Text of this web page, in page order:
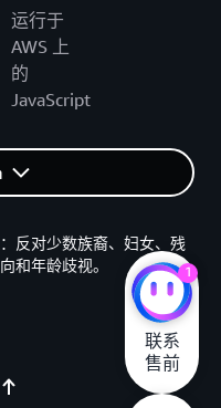
运行于
AWS 上
的
JavaScript
反对少数族裔、妇女、残
和年龄歧视。
1
联系
售前